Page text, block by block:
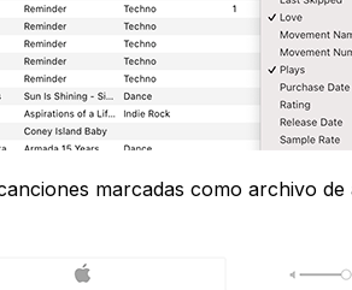
marcadas como archivo de